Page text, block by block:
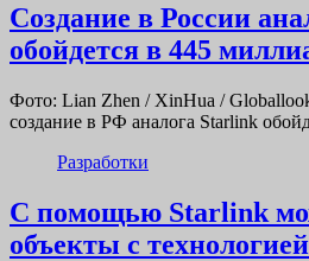
Создание в России
обойдется в 445
Фото: Lian Zhen / XinHua /
создание в РФ аналога Starlink
Разработки
С помощью Starlink
объекты с